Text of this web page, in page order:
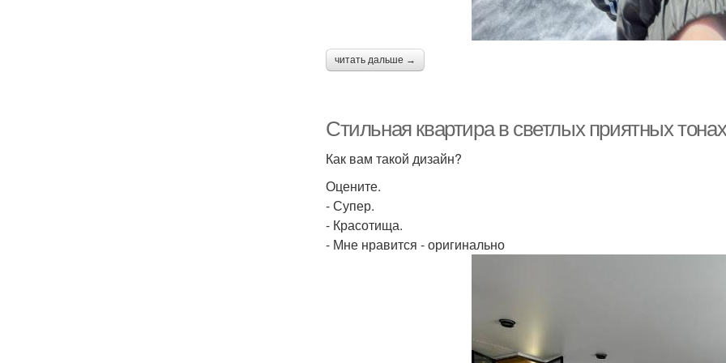
читать дальше →
Стильная квартира в светлых приятных
Как вам такой дизайн?
Оцените.
- Супер.
- Красотища.
- Мне нравится - оригинально